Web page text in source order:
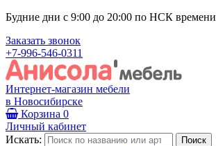
Будние дни с 9:00 до 20:00 по НСК времени
Заказать звонок
+7-996-546-0311
Интернет-магазин мебели
в Новосибирске
Корзина 0
Личный кабинет
Искать: